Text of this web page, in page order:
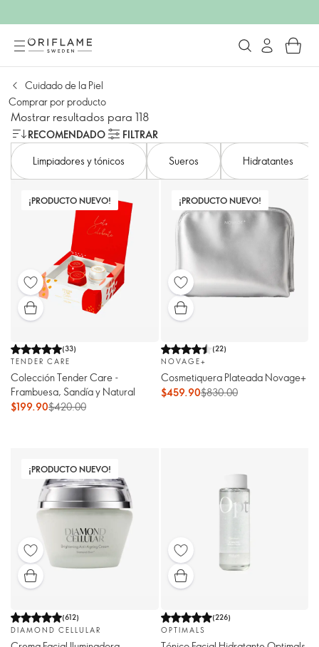
Cuidado de la Piel
Comprar por producto
Mostrar resultados para 118
RECOMENDADO
FILTRAR
Limpiadores y tónicos
Sueros Hidratantes
¡PRODUCTO NUEVO!
(33)
TENDER CARE
Colección Tender Care -
Frambuesa, Sandía y Natural
$199.90$420.00
¡PRODUCTO NUEVO!
(22)
NOVAGE+
Cosmetiquera Plateada Novage+
$459.90$830.00
¡PRODUCTO NUEVO!
(612)
DIAMOND CELLULAR
(226)
OPTIMALS